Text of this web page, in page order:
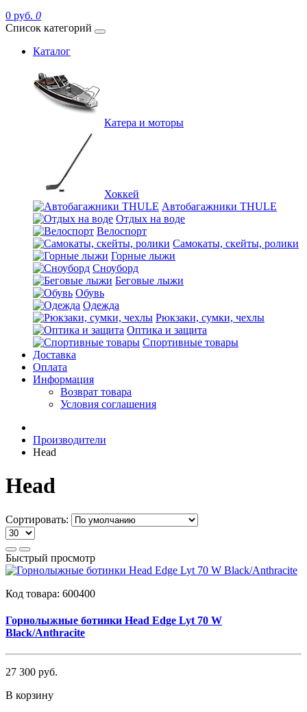
0 руб. 0
Список категорий
Каталог
Катера и моторы
Хоккей
Автобагажники THULE
Отдых на воде
Велоспорт
Самокаты, скейты, ролики
Горные лыжи
Сноуборд
Беговые лыжи
Обувь
Одежда
Рюкзаки, сумки, чехлы
Оптика и защита
Спортивные товары
Доставка
Оплата
Информация
Возврат товара
Условия соглашения
Производители
Head
Head
Сортировать:
Быстрый просмотр
Код товара: 600400
Горнолыжные ботинки Head Edge Lyt 70 W
Black/Anthracite
27 300 руб.
В корзину